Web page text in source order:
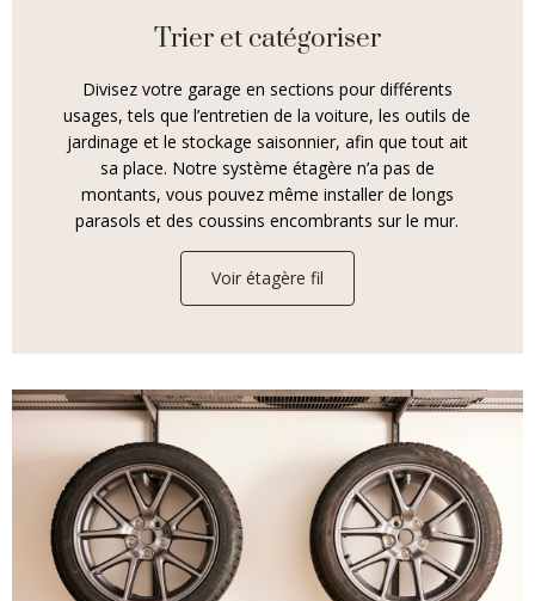
Trier et catégoriser
Divisez votre garage en sections pour différents
usages, tels que l’entretien de la voiture, les outils de
jardinage et le stockage saisonnier, afin que tout ait
sa place. Notre système étagère n’a pas de
montants, vous pouvez même installer de longs
parasols et des coussins encombrants sur le mur.
Voir étagère fil